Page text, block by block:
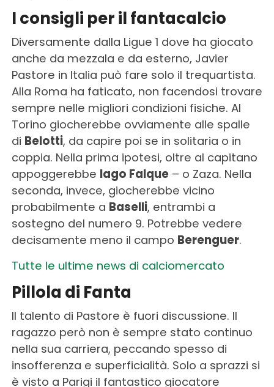
I consigli per il fantacalcio
Diversamente dalla Ligue 1 dove ha giocato
anche da mezzala e da esterno, Javier
Pastore in Italia può fare solo il trequartista.
Alla Roma ha faticato, non facendosi trovare
sempre nelle migliori condizioni fisiche. Al
Torino giocherebbe ovviamente alle spalle
di Belotti, da capire poi se in solitaria o in
coppia. Nella prima ipotesi, oltre al capitano
appoggerebbe Iago Falque– o Zaza. Nella
seconda, invece, giocherebbe vicino
probabilmente a Baselli, entrambi a
sostegno del numero 9. Potrebbe vedere
decisamente meno il campo Berenguer.
Tutte le ultime news di calciomercato
Pillola di Fanta
Il talento di Pastore è fuori discussione. Il
ragazzo però non è sempre stato continuo
nella sua carriera, peccando spesso di
insofferenza e superficialità. Solo a sprazzi si
è visto a Parigi il fantastico giocatore